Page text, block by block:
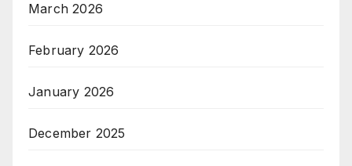
March 2026
February 2026
January 2026
December 2025